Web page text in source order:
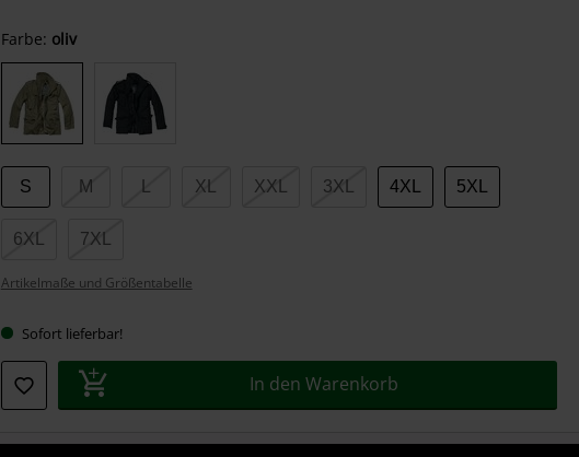
Wähle
deine
Größe
Farbe: oliv
S M XL XXL 3XL 4XL 5XL
6XL 7XL
Artikelmaße und Größentabelle
Sofort lieferbar!
In den Warenkorb